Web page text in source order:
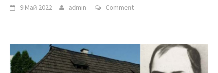
9 Май 2022 admin Comment